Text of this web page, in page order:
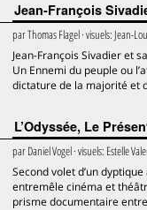
Jean-François
parThomas Flagel· visuels: Jean-
Jean-François Sivadier et
Un Ennemi du peuple ou
dictature de la majorité et
L’Odyssée, Le
parDaniel Vogel· visuels: Estelle
Second volet d’un
entremêle cinéma et
prisme documentaire